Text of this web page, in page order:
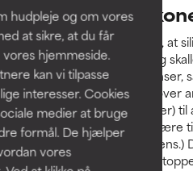
hudpleje og om vores
at sikre, at du får
hjemmeside.
kan vi tilpasse
interesser. Cookies
medier at bruge
formål. De hjælper
vores
Tilstopper
Det er interessant at vide, at
nyttig til at afhjælpe tør og
anti-akne aktive ingredienser,
topisk antibiotika. (Derudover
gange som et fyldstof (filler)
Dette ville bestemt ikke være
poretilstoppende ingrediens.)
årsag til at silikone ikke